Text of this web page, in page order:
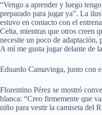
“Vengo a aprender y luego
preparado para jugar ya”. La
estuvo en contacto con el
Celta, mientras que otros creen
necesite un poco de adaptación,
A mí me gusta jugar delante de
Eduardo Camavinga, junto con
Florentino Pérez se mostró
blanca: “Creo firmemente que
niño para vestir la camiseta del